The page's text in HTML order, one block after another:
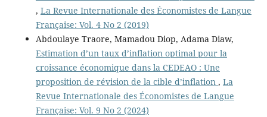
, La Revue Internationale des Économistes de Langue
Française: Vol. 4 No 2 (2019)
Abdoulaye Traore, Mamadou Diop, Adama Diaw,
Estimation d’un taux d’inflation optimal pour la
croissance économique dans la CEDEAO : Une
proposition de révision de la cible d’inflation , La
Revue Internationale des Économistes de Langue
Française: Vol. 9 No 2 (2024)